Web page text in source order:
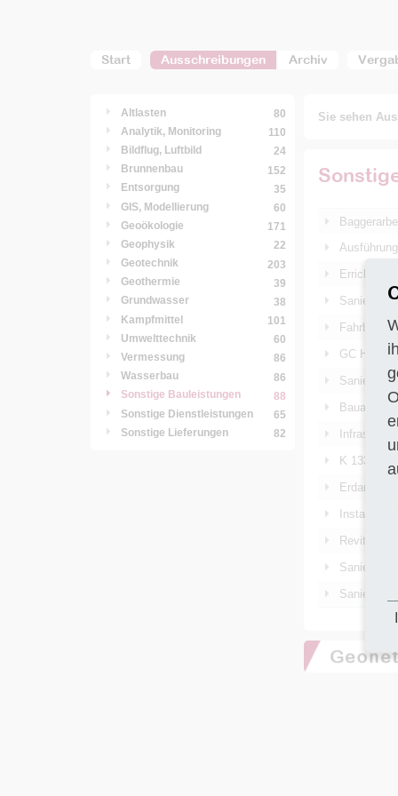
Start Ausschreibungen Archiv
Altlasten
80
Analytik, Monitoring
110
Bildflug, Luftbild
24
Brunnenbau
152
Entsorgung
35
GIS, Modellierung
60
Geoökologie
171
Geophysik
22
Geotechnik
203
Geothermie
39
Grundwasser
38
Kampfmittel
101
Umwelttechnik
60
Vermessung
86
Wasserbau
86
Sonstige Bauleistungen
88
Sonstige Dienstleistungen
65
Sonstige Lieferungen
82
Sie sehen
Errichtung
Sanierung
GC
Sanierung
K 133,
Sanierung
Sanierung